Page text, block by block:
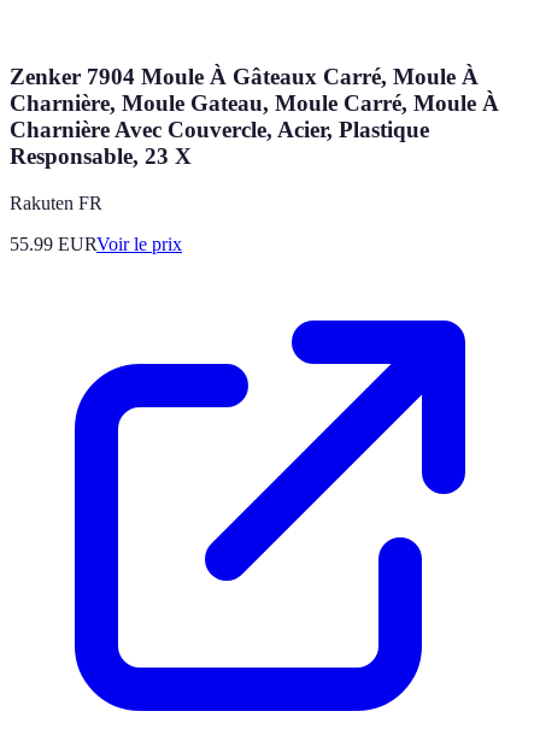
Zenker 7904 Moule À Gâteaux Carré, Moule À
Charnière, Moule Gateau, Moule Carré, Moule À
Charnière Avec Couvercle, Acier, Plastique
Responsable, 23 X
Rakuten FR
55.99 EURVoir le prix